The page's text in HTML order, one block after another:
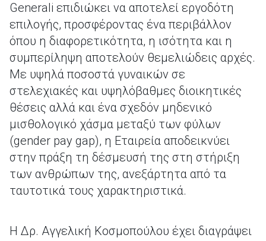
Generali επιδιώκει να αποτελεί εργοδότη
επιλογής, προσφέροντας ένα περιβάλλον
όπου η διαφορετικότητα, η ισότητα και η
συμπερίληψη αποτελούν θεμελιώδεις αρχές.
Με υψηλά ποσοστά γυναικών σε
στελεχιακές και υψηλόβαθμες διοικητικές
θέσεις αλλά και ένα σχεδόν μηδενικό
μισθολογικό χάσμα μεταξύ των φύλων
(gender pay gap), η Εταιρεία αποδεικνύει
στην πράξη τη δέσμευσή της στη στήριξη
των ανθρώπων της, ανεξάρτητα από τα
ταυτοτικά τους χαρακτηριστικά.
Η Δρ. Αγγελική Κοσμοπούλου έχει διαγράψει